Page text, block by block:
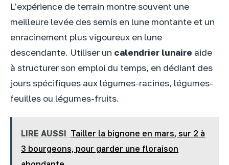
L’expérience de terrain montre souvent une
meilleure levée des semis en lune montante et un
enracinement plus vigoureux en lune
descendante. Utiliser un calendrier lunaire aide
à structurer son emploi du temps, en dédiant des
jours spécifiques aux légumes-racines, légumes-
feuilles ou légumes-fruits.
LIRE AUSSI Tailler la bignone en mars, sur 2 à
3 bourgeons, pour garder une floraison